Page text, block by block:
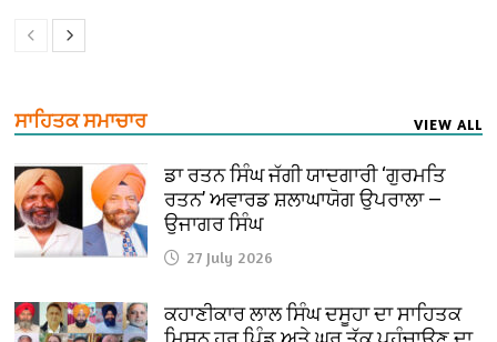
ਸਾਹਿਤਕ ਸਮਾਚਾਰ VIEW ALL
ਡਾ ਰਤਨ ਸਿੰਘ ਜੱਗੀ ਯਾਦਗਾਰੀ ‘ਗੁਰਮਤਿ
ਰਤਨ’ ਅਵਾਰਡ ਸ਼ਲਾਘਾਯੋਗ ਉਪਰਾਲਾ —
ਉਜਾਗਰ ਸਿੰਘ
27 July 2026
ਕਹਾਣੀਕਾਰ ਲਾਲ ਸਿੰਘ ਦਸੂਹਾ ਦਾ ਸਾਹਿਤਕ